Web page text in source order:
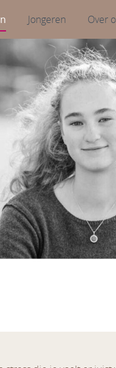
Jongeren Over